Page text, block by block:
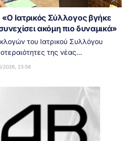
Ιατρικός Σύλλογος βγήκε
ακόμη πιο δυναμικά»
του Ιατρικού Συλλόγου
της νέας...
2026, 23:56